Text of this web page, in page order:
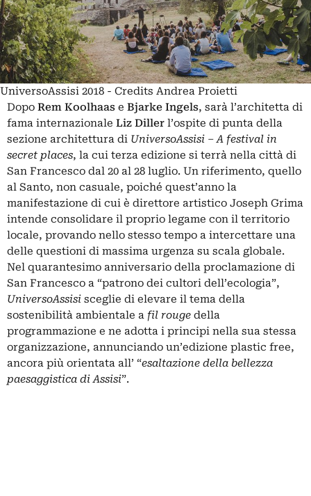
UniversoAssisi 2018 - Credits Andrea Proietti
Dopo Rem Koolhaas e Bjarke Ingels, sarà l’architetta di
fama internazionale Liz Diller l’ospite di punta della
sezione architettura di UniversoAssisi – A festival in
secret places, la cui terza edizione si terrà nella città di
San Francesco dal 20 al 28 luglio. Un riferimento, quello
al Santo, non casuale, poiché quest’anno la
manifestazione di cui è direttore artistico Joseph Grima
intende consolidare il proprio legame con il territorio
locale, provando nello stesso tempo a intercettare una
delle questioni di massima urgenza su scala globale.
Nel quarantesimo anniversario della proclamazione di
San Francesco a “patrono dei cultori dell’ecologia”,
UniversoAssisi sceglie di elevare il tema della
sostenibilità ambientale a fil rouge della
programmazione e ne adotta i principi nella sua stessa
organizzazione, annunciando un’edizione plastic free,
ancora più orientata all’ “esaltazione della bellezza
paesaggistica di Assisi”.